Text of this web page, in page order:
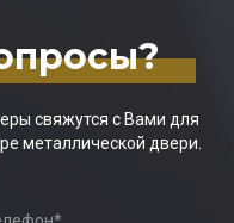
свяжутся с Вами для
металлической двери.